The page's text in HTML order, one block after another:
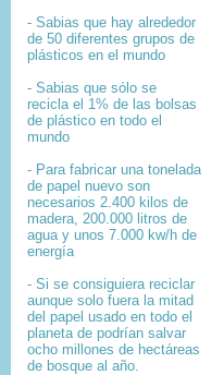
- Sabias que hay alrededor
de 50 diferentes grupos de
plásticos en el mundo
- Sabias que sólo se
recicla el 1% de las bolsas
de plástico en todo el
mundo
- Para fabricar una tonelada
de papel nuevo son
necesarios 2.400 kilos de
madera, 200.000 litros de
agua y unos 7.000 kw/h de
energía
- Si se consiguiera reciclar
aunque solo fuera la mitad
del papel usado en todo el
planeta de podrían salvar
ocho millones de hectáreas
de bosque al año.